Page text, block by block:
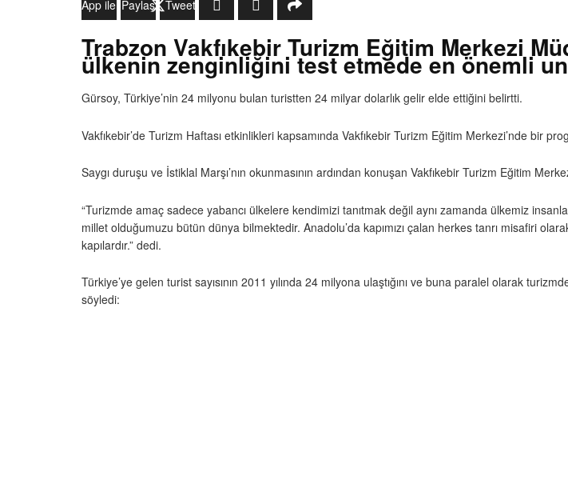
WhatsApp ile Gönder
Paylaş Tweetle
Trabzon Vakfıkebir Turizm Eğitim Merkezi
ülkenin zenginliğini test etmede en önemli
Gürsoy, Türkiye’nin 24 milyonu bulan turistten 24 milyar dolarlık gelir elde ettiğini belirtti.
Vakfıkebir’de Turizm Haftası etkinlikleri kapsamında Vakfıkebir Turizm Eğitim Merkezi’nde bir
Saygı duruşu ve İstiklal Marşı’nın okunmasının ardından konuşan Vakfıkebir Turizm Eğitim
“Turizmde amaç sadece yabancı ülkelere kendimizi tanıtmak değil aynı zamanda ülkemiz
millet olduğumuzu bütün dünya bilmektedir. Anadolu’da kapımızı çalan herkes tanrı misafiri
kapılardır.” dedi.
Türkiye’ye gelen turist sayısının 2011 yılında 24 milyona ulaştığını ve buna paralel olarak
söyledi: